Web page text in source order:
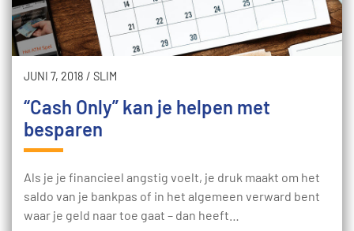
JUNI 7, 2018 / SLIM
“Cash Only” kan je helpen met
besparen
Als je je financieel angstig voelt, je druk maakt om het
saldo van je bankpas of in het algemeen verward bent
waar je geld naar toe gaat – dan heeft…